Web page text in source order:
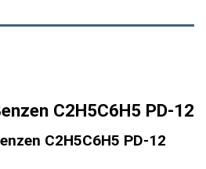
C2H5C6H5 PD-12
C2H5C6H5 PD-12